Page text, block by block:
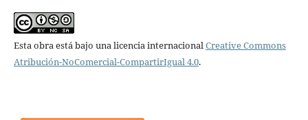
Esta obra está bajo una licencia internacionalCreative Commons
Atribución-NoComercial-CompartirIgual 4.0.